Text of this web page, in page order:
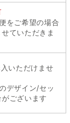
をご希望の場合
ていただきま
いただけませ
デザイン/セッ
ございます